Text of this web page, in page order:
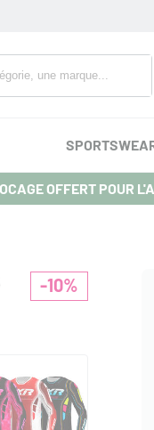
OFFERT POUR
-10%